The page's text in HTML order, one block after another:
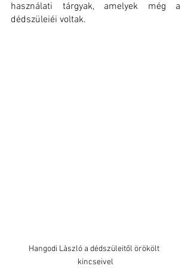
használati tárgyak, amelyek még a
dédszüleiéi voltak.
Hangodi Làszló a dédszüleitől örökölt
kincseivel